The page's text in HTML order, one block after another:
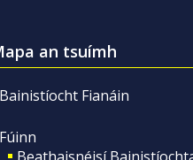
an tsuímh
Bainistíocht Fianáin
Fúinn
Beathaisnéisí